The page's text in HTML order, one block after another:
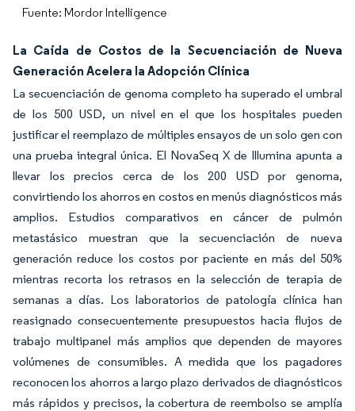
Fuente: Mordor Intelligence
La Caída de Costos de la Secuenciación de Nueva
Generación Acelera la Adopción Clínica
La secuenciación de genoma completo ha superado el umbral
de los 500 USD, un nivel en el que los hospitales pueden
justificar el reemplazo de múltiples ensayos de un solo gen con
una prueba integral única. El NovaSeq X de Illumina apunta a
llevar los precios cerca de los 200 USD por genoma,
convirtiendo los ahorros en costos en menús diagnósticos más
amplios. Estudios comparativos en cáncer de pulmón
metastásico muestran que la secuenciación de nueva
generación reduce los costos por paciente en más del 50%
mientras recorta los retrasos en la selección de terapia de
semanas a días. Los laboratorios de patología clínica han
reasignado consecuentemente presupuestos hacia flujos de
trabajo multipanel más amplios que dependen de mayores
volúmenes de consumibles. A medida que los pagadores
reconocen los ahorros a largo plazo derivados de diagnósticos
más rápidos y precisos, la cobertura de reembolso se amplía